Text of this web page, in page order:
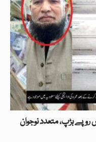
روپے ہڑپ، متعدد نوجوان